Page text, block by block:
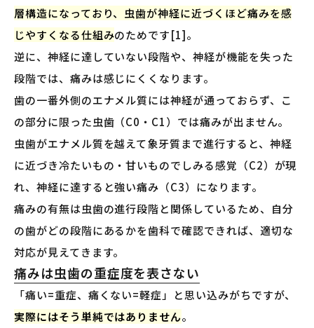
層構造になっており、虫歯が神経に近づくほど痛みを感
じやすくなる仕組みのためです[1]。
逆に、神経に達していない段階や、神経が機能を失った
段階では、痛みは感じにくくなります。
歯の一番外側のエナメル質には神経が通っておらず、こ
の部分に限った虫歯（C0・C1）では痛みが出ません。
虫歯がエナメル質を越えて象牙質まで進行すると、神経
に近づき冷たいもの・甘いものでしみる感覚（C2）が現
れ、神経に達すると強い痛み（C3）になります。
痛みの有無は虫歯の進行段階と関係しているため、自分
の歯がどの段階にあるかを歯科で確認できれば、適切な
対応が見えてきます。
痛みは虫歯の重症度を表さない
「痛い=重症、痛くない=軽症」と思い込みがちですが、
実際にはそう単純ではありません。